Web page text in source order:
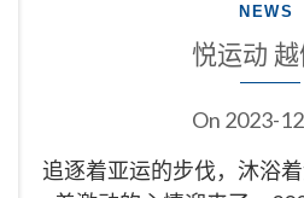
NEWS
悦运动
On 2023-
追逐着亚运的步伐，沐浴